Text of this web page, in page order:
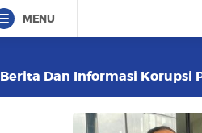
MENU
Berita Dan Informasi Korupsi